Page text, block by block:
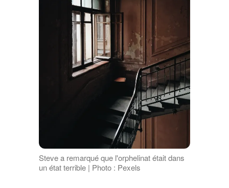
Steve a remarqué que l'orphelinat était dans
un état terrible | Photo : Pexels